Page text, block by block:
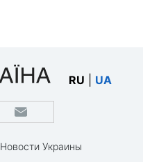
RU UA
Новости Украины